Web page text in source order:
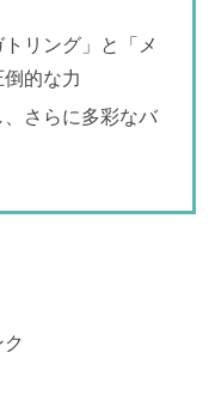
リング」と「メ
的な力
さらに多彩なバ